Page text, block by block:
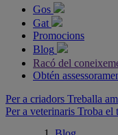
Gos
Gat
Promocions
Blog
Racó del
Obtén
Per a criadors Treballa
Per a veterinaris Troba el